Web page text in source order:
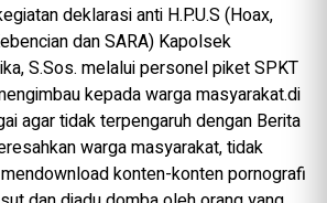
deklarasi anti H.P.U.S (Hoax,
dan SARA) Kapolsek
S.Sos. melalui personel piket SPKT
kepada warga masyarakat.di
agar tidak terpengaruh dengan Berita
warga masyarakat, tidak
konten-konten pornografi